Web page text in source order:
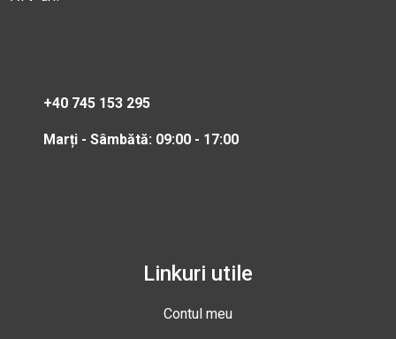
+40 745 153 295
Marți - Sâmbătă: 09:00 - 17:00
Linkuri utile
Contul meu